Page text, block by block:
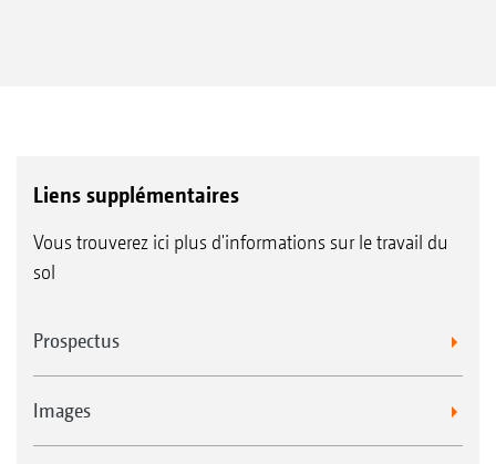
Liens supplémentaires
Vous trouverez ici plus d'informations sur le travail du
sol
Prospectus
Images